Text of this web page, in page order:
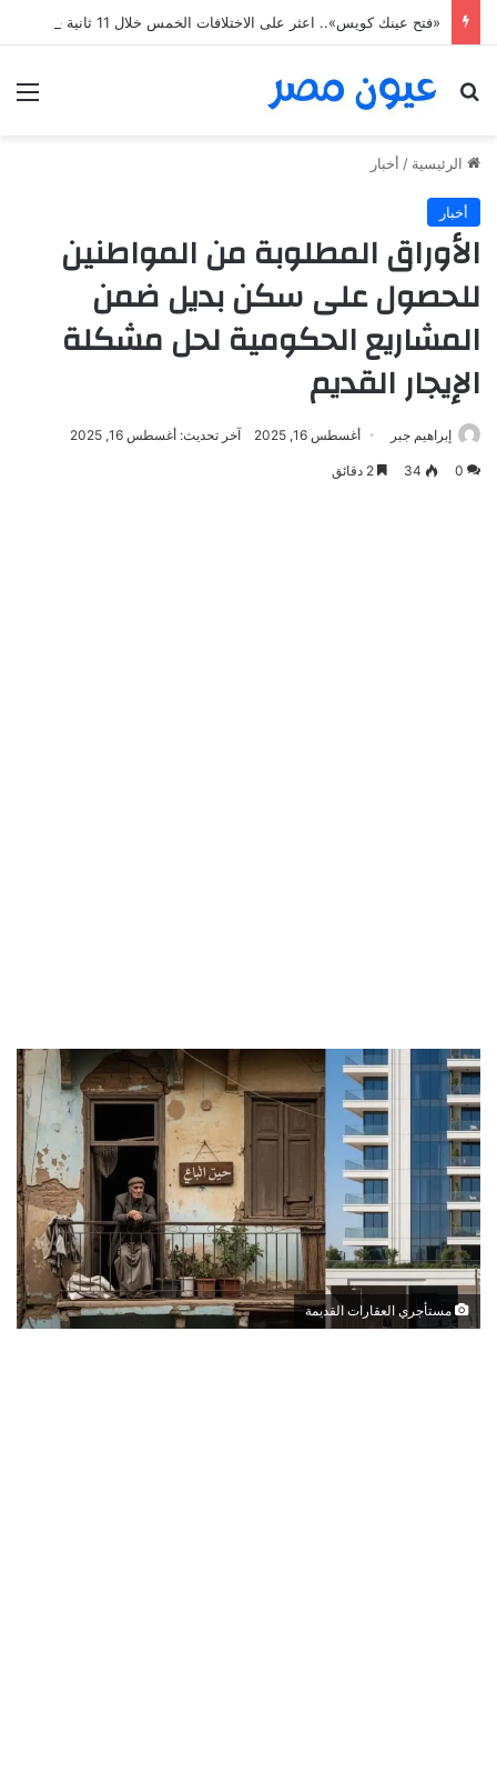
بحث عن
الرئيسية / أخبار
أخبار
الأوراق المطلوبة من المواطنين
للحصول على سكن بديل ضمن
المشاريع الحكومية لحل مشكلة
الإيجار القديم
إبراهيم جبر أغسطس 16, 2025 آخر تحديث: أغسطس 16, 2025
0
34
مستأجري العقارات القديمة